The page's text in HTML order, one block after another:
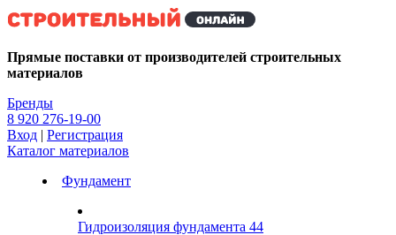
Kg
Прямые поставки от производителей строительных
материалов
Бренды
8 920 276-19-00
Вход | Регистрация
Каталог материалов
Фундамент
Гидроизоляция фундамента 44